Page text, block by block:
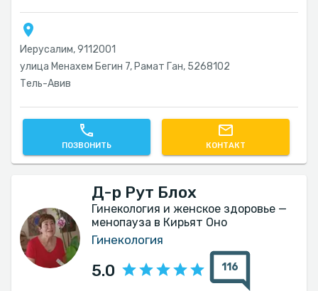
Иерусалим, 9112001
улица Менахем Бегин 7, Рамат Ган, 5268102
Тель-Авив‎
ПОЗВОНИТЬ КОНТАКТ
Д-р Рут Блох
Гинекология и женское здоровье —
менопауза в Кирьят Оно
Гинекология
5.0 116